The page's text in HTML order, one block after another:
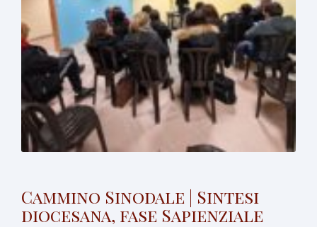
Cammino Sinodale | Sintesi
diocesana, fase Sapienziale